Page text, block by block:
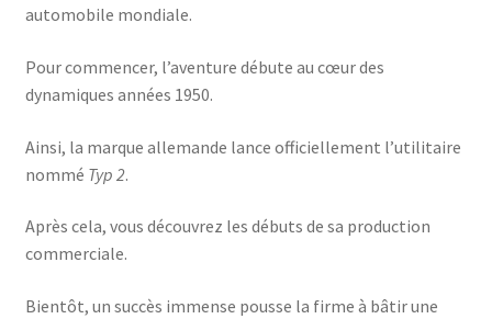
automobile mondiale.
Pour commencer, l’aventure débute au cœur des
dynamiques années 1950.
Ainsi, la marque allemande lance officiellement l’utilitaire
nommé Typ 2.
Après cela, vous découvrez les débuts de sa production
commerciale.
Bientôt, un succès immense pousse la firme à bâtir une